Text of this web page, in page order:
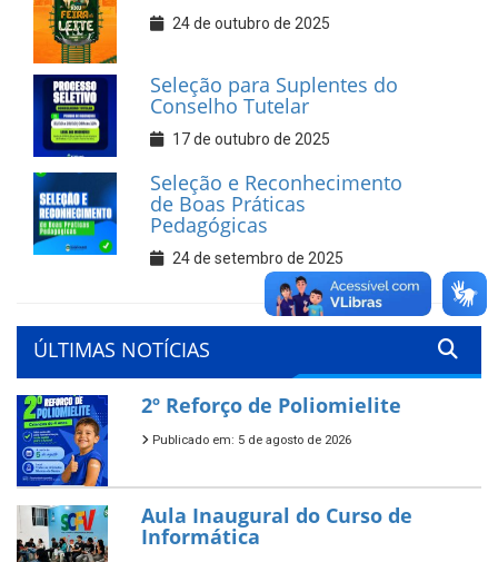
24 de outubro de 2025
Seleção para Suplentes do
Conselho Tutelar
17 de outubro de 2025
Seleção e Reconhecimento
de Boas Práticas
Pedagógicas
24 de setembro de 2025
ÚLTIMAS NOTÍCIAS
2º Reforço de Poliomielite
Publicado em: 5 de agosto de 2026
Aula Inaugural do Curso de
Informática